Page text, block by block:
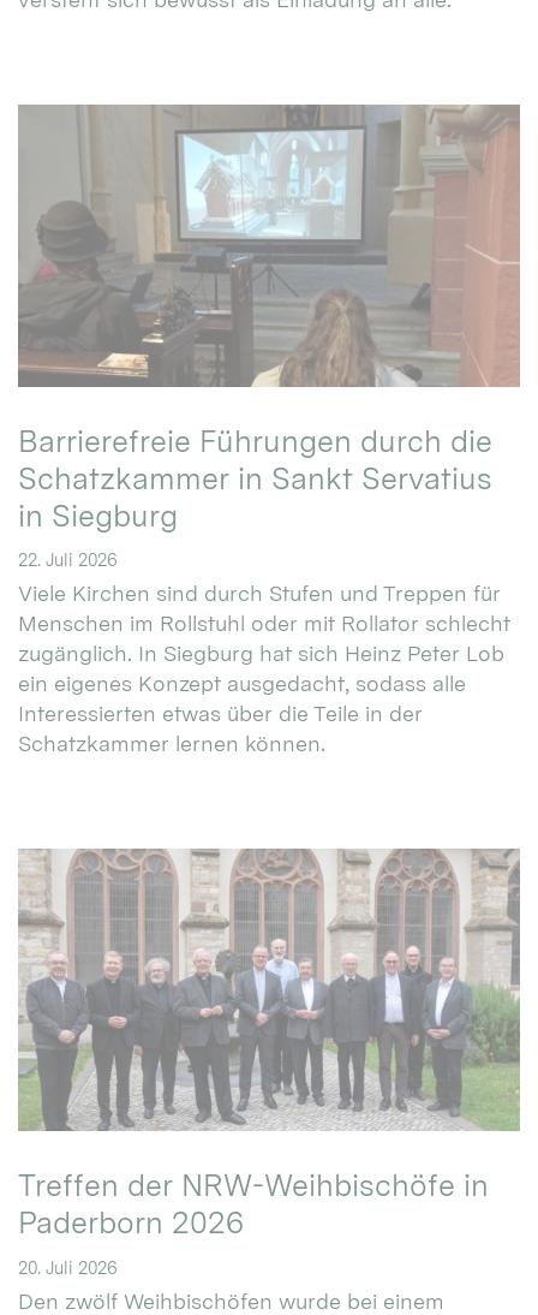
Barrierefreie Führungen durch die
Schatzkammer in Sankt Servatius
in Siegburg
22. Juli 2026
Viele Kirchen sind durch Stufen und Treppen für
Menschen im Rollstuhl oder mit Rollator schlecht
zugänglich. In Siegburg hat sich Heinz Peter Lob
ein eigenes Konzept ausgedacht, sodass alle
Interessierten etwas über die Teile in der
Schatzkammer lernen können.
Treffen der NRW-Weihbischöfe in
Paderborn 2026
20. Juli 2026
Den zwölf Weihbischöfen wurde bei einem